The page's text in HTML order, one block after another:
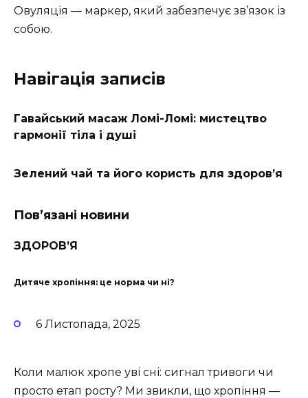
Овуляція — маркер, який забезпечує зв’язок із
собою.
Навігація записів
Гавайський масаж Ломі-Ломі: мистецтво
гармонії тіла і душі
Зелений чай та його користь для здоров’я
Пов’язані новини
ЗДОРОВ’Я
Дитяче хропіння: це норма чи ні?
6 Листопада, 2025
Коли малюк хропе уві сні: сигнал тривоги чи
просто етап росту? Ми звикли, що хропіння —